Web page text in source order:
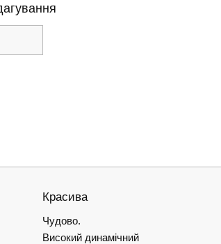
Красива
Чудово.
Високий динамічний